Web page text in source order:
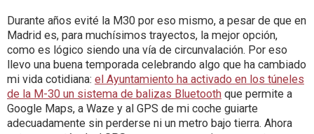
Durante años evité la M30 por eso mismo, a pesar de que en
Madrid es, para muchísimos trayectos, la mejor opción,
como es lógico siendo una vía de circunvalación. Por eso
llevo una buena temporada celebrando algo que ha cambiado
mi vida cotidiana: el Ayuntamiento ha activado en los túneles
de la M-30 un sistema de balizas Bluetooth que permite a
Google Maps, a Waze y al GPS de mi coche guiarte
adecuadamente sin perderse ni un metro bajo tierra. Ahora